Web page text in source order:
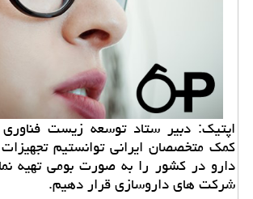
اپتیك: دبیر ستاد توسعه زیست
كمك متخصصان ایرانی توانستیم تجهیزات
دارو در كشور را به صورت بومی تهیه
شركت های داروسازی قرار دهیم.